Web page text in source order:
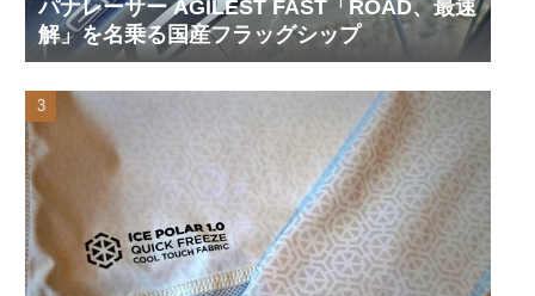
パナレーサー AGILEST FAST「ROAD、最速
解」を名乗る国産フラッグシップ